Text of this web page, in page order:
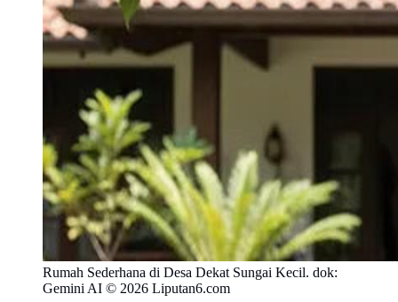
Rumah Sederhana di Desa Dekat Sungai Kecil. dok:
Gemini AI © 2026 Liputan6.com